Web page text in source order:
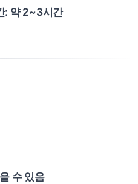
: 약 2~3시간
수 있음